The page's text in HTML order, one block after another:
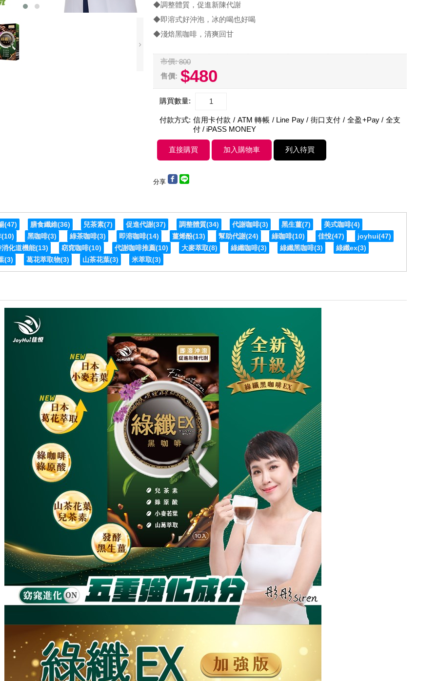
◆調整體質，促進新陳代謝
◆即溶式好沖泡，冰的喝也好喝
◆淺焙黑咖啡，清爽回甘
市價: 800
售價: $480
購買數量:
付款方式: 信用卡付款 / ATM 轉帳 / Line Pay / 街口支付 / 全盈+Pay / 全支
付 / iPASS MONEY
分享
(47) 膳食纖維(36) 兒茶素(7) 促進代謝(37) 調整體質(34) 代謝咖啡(3) 黑生薑(7) 美式咖啡(4)
(10) 黑咖啡(3) 綠茶咖啡(3) 即溶咖啡(14) 薑烯酚(13) 幫助代謝(24) 綠咖啡(10) 佳悅(47) joyhui(47)
消化道機能(13) 窈窕咖啡(10) 代謝咖啡推薦(10) 大麥萃取(8) 綠纖咖啡(3) 綠纖黑咖啡(3) 綠纖ex(3)
(3) 葛花萃取物(3) 山茶花葉(3) 米萃取(3)